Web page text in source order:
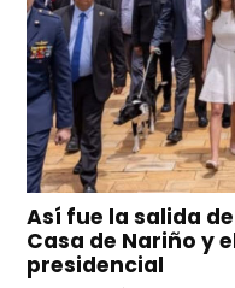
Así fue la salida
Casa de Nariño y
presidencial